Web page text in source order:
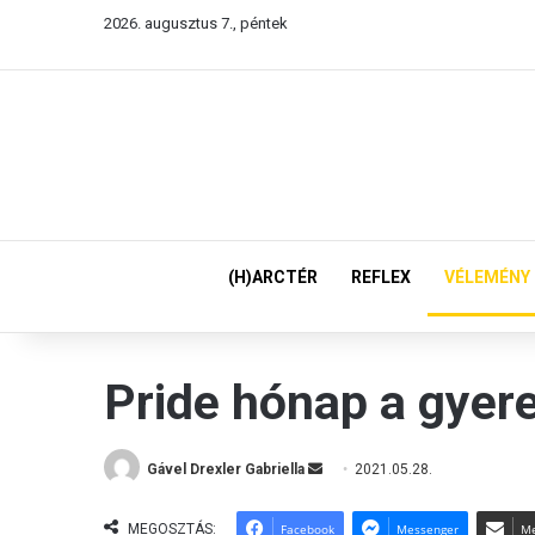
2026. augusztus 7., péntek
(H)ARCTÉR REFLEX VÉLEMÉNY
Pride hónap a
Gável Drexler Gabriella
n
2021.05.28.
MEGOSZTÁS: Facebook Messenger